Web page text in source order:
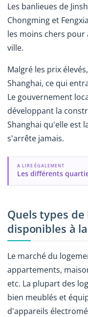
Les banlieues de
Chongming et
les moins chers
ville.
Malgré les prix
Shanghai, ce qui
Le gouvernement
développant la
Shanghai qu'elle est
s'arrête jamais.
A LIRE ÉGALEMENT
Les différents
Quels types
disponibles à
Le marché du
appartements,
etc. La plupart des
bien meublés et
d'appareils